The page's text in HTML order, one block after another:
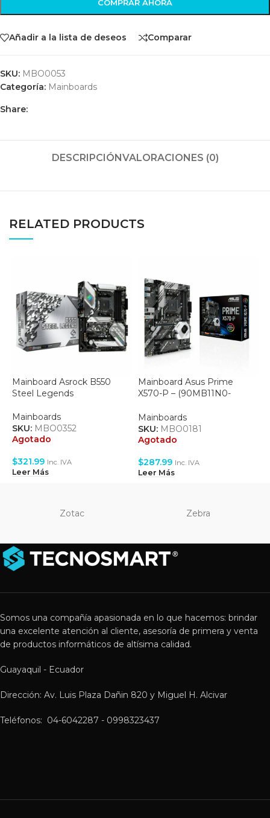
COMPRAR AHORA
Añadir a la lista de deseos Comparar
SKU: MBO0053
Categoría: Mainboards
Share:
DESCRIPCIÓNVALORACIONES (0)
RELATED PRODUCTS
Mainboard Asrock B550
Steel Legends
Mainboards
SKU: MBO0352
Agotado
$321.99 Inc. IVA
Leer Más
Mainboard Asus Prime
X570-P – (90MB11N0-
Mainboards
SKU: MBO0181
Agotado
$287.99 Inc. IVA
Leer Más
Zotac Zebra
Somos una compañía apasionada en lo que hacemos: brindar
una excelente atención al cliente, asesoría de primera y venta
de productos informáticos de altísima calidad.
Guayaquil - Ecuador
Dirección: Av. Luis Plaza Dañin 820 y Miguel H. Alcivar
Teléfonos: 04-6042287 - 0998323437